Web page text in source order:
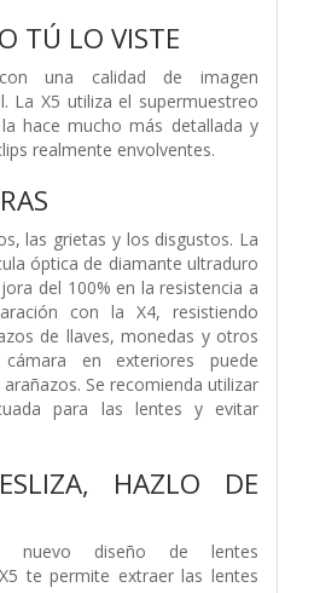
TÚ LO VISTE
una calidad de imagen
La X5 utiliza el supermuestreo
hace mucho más detallada y
realmente envolventes.
las grietas y los disgustos. La
óptica de diamante ultraduro
del 100% en la resistencia a
con la X4, resistiendo
de llaves, monedas y otros
en exteriores puede
Se recomienda utilizar
para las lentes y evitar
HAZLO DE
nuevo diseño de lentes
te permite extraer las lentes